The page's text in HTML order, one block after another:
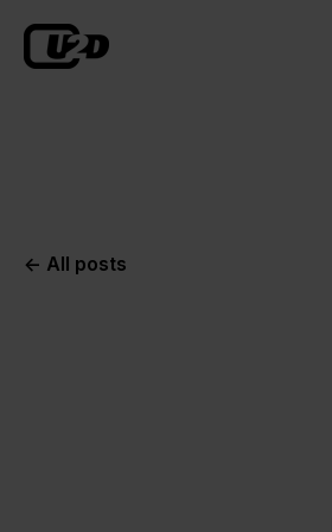
All posts